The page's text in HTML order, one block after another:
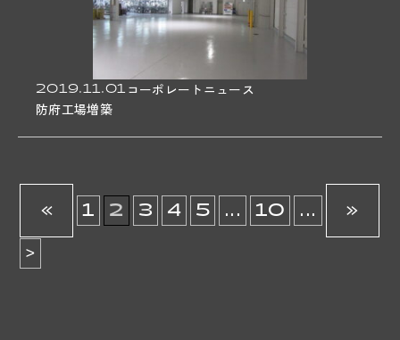
2019.11.01コーポレートニュース
防府工場増築
« 1 2 3 4 5 ... 10 ...
»
>